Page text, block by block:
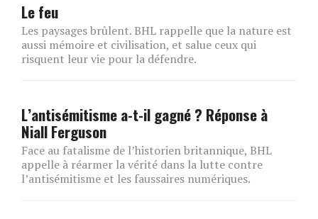
Le feu
Les paysages brûlent. BHL rappelle que la nature est
aussi mémoire et civilisation, et salue ceux qui
risquent leur vie pour la défendre.
L’antisémitisme a-t-il gagné ? Réponse à
Niall Ferguson
Face au fatalisme de l’historien britannique, BHL
appelle à réarmer la vérité dans la lutte contre
l’antisémitisme et les faussaires numériques.